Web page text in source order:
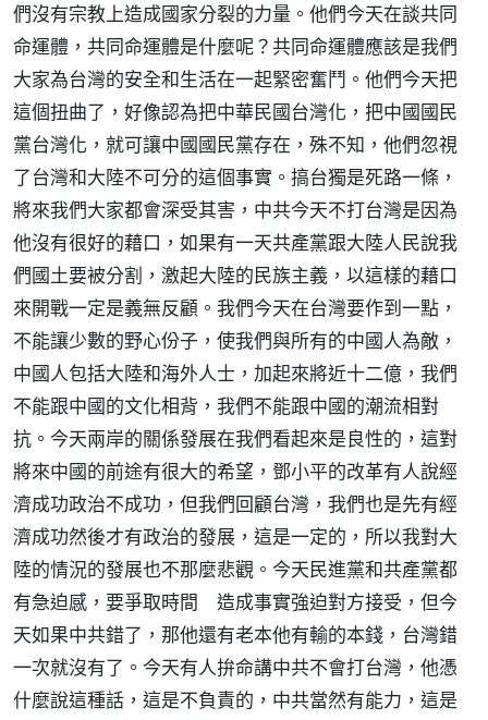
們沒有宗教上造成國家分裂的力量。他們今天在談共同
命運體，共同命運體是什麼呢？共同命運體應該是我們
大家為台灣的安全和生活在一起緊密奮鬥。他們今天把
這個扭曲了，好像認為把中華民國台灣化，把中國國民
黨台灣化，就可讓中國國民黨存在，殊不知，他們忽視
了台灣和大陸不可分的這個事實。搞台獨是死路一條，
將來我們大家都會深受其害，中共今天不打台灣是因為
他沒有很好的藉口，如果有一天共產黨跟大陸人民說我
們國土要被分割，激起大陸的民族主義，以這樣的藉口
來開戰一定是義無反顧。我們今天在台灣要作到一點，
不能讓少數的野心份子，使我們與所有的中國人為敵，
中國人包括大陸和海外人士，加起來將近十二億，我們
不能跟中國的文化相背，我們不能跟中國的潮流相對
抗。今天兩岸的關係發展在我們看起來是良性的，這對
將來中國的前途有很大的希望，鄧小平的改革有人說經
濟成功政治不成功，但我們回顧台灣，我們也是先有經
濟成功然後才有政治的發展，這是一定的，所以我對大
陸的情況的發展也不那麼悲觀。今天民進黨和共產黨都
有急迫感，要爭取時間 造成事實強迫對方接受，但今
天如果中共錯了，那他還有老本他有輸的本錢，台灣錯
一次就沒有了。今天有人拚命講中共不會打台灣，他憑
什麼說這種話，這是不負責的，中共當然有能力，這是